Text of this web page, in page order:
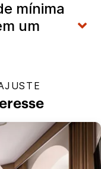
mínima
um